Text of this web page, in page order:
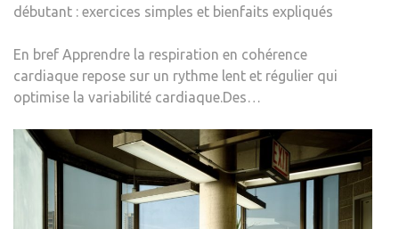
débutant : exercices simples et bienfaits expliqués
En bref Apprendre la respiration en cohérence
cardiaque repose sur un rythme lent et régulier qui
optimise la variabilité cardiaque.Des…